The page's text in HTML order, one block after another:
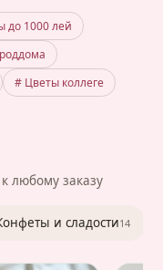
до 1000 лей
# Цветы коллеге
любому заказу
и сладости14